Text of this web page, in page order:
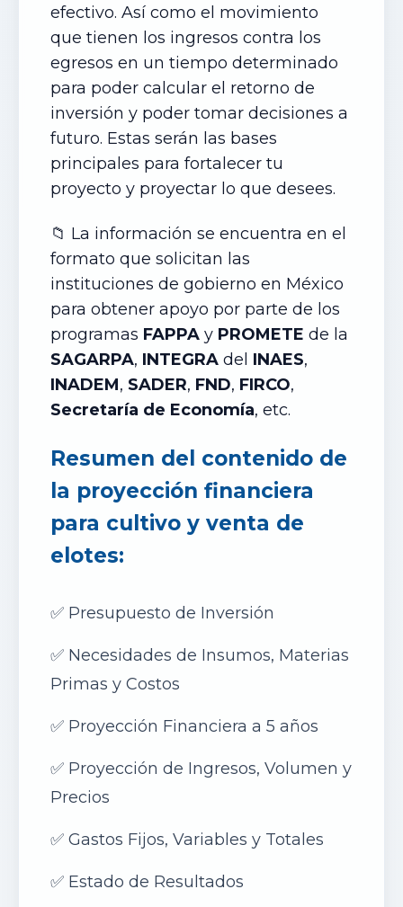
efectivo. Así como el movimiento
que tienen los ingresos contra los
egresos en un tiempo determinado
para poder calcular el retorno de
inversión y poder tomar decisiones a
futuro. Estas serán las bases
principales para fortalecer tu
proyecto y proyectar lo que desees.
📁 La información se encuentra en el
formato que solicitan las
instituciones de gobierno en México
para obtener apoyo por parte de los
programas FAPPA y PROMETE de la
SAGARPA, INTEGRA del INAES,
INADEM, SADER, FND, FIRCO,
Secretaría de Economía, etc.
Resumen del contenido de
la proyección financiera
para cultivo y venta de
elotes:
✅ Presupuesto de Inversión
✅ Necesidades de Insumos, Materias
Primas y Costos
✅ Proyección Financiera a 5 años
✅ Proyección de Ingresos, Volumen y
Precios
✅ Gastos Fijos, Variables y Totales
✅ Estado de Resultados